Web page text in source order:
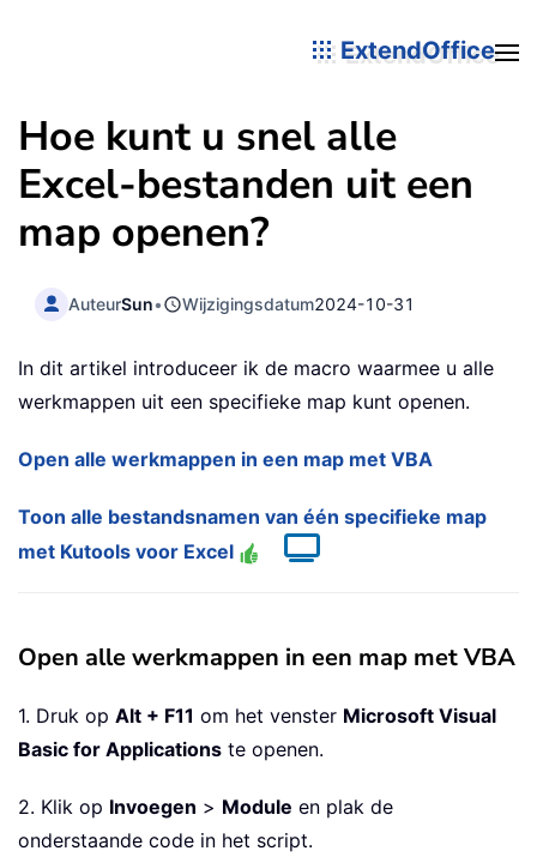
ExtendOffice
Hoe kunt u snel alle
Excel-bestanden uit een
map openen?
AuteurSun• Wijzigingsdatum2024-10-31
In dit artikel introduceer ik de macro waarmee u alle
werkmappen uit een specifieke map kunt openen.
Open alle werkmappen in een map met VBA
Toon alle bestandsnamen van één specifieke map
met Kutools voor Excel
Open alle werkmappen in een map met VBA
1. Druk op Alt + F11 om het venster Microsoft Visual
Basic for Applications te openen.
2. Klik op Invoegen > Module en plak de
onderstaande code in het script.